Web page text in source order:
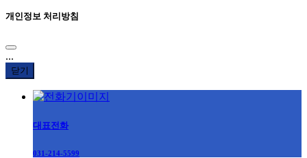
개인정보 처리방침
...
닫기
대표전화
031-214-5599